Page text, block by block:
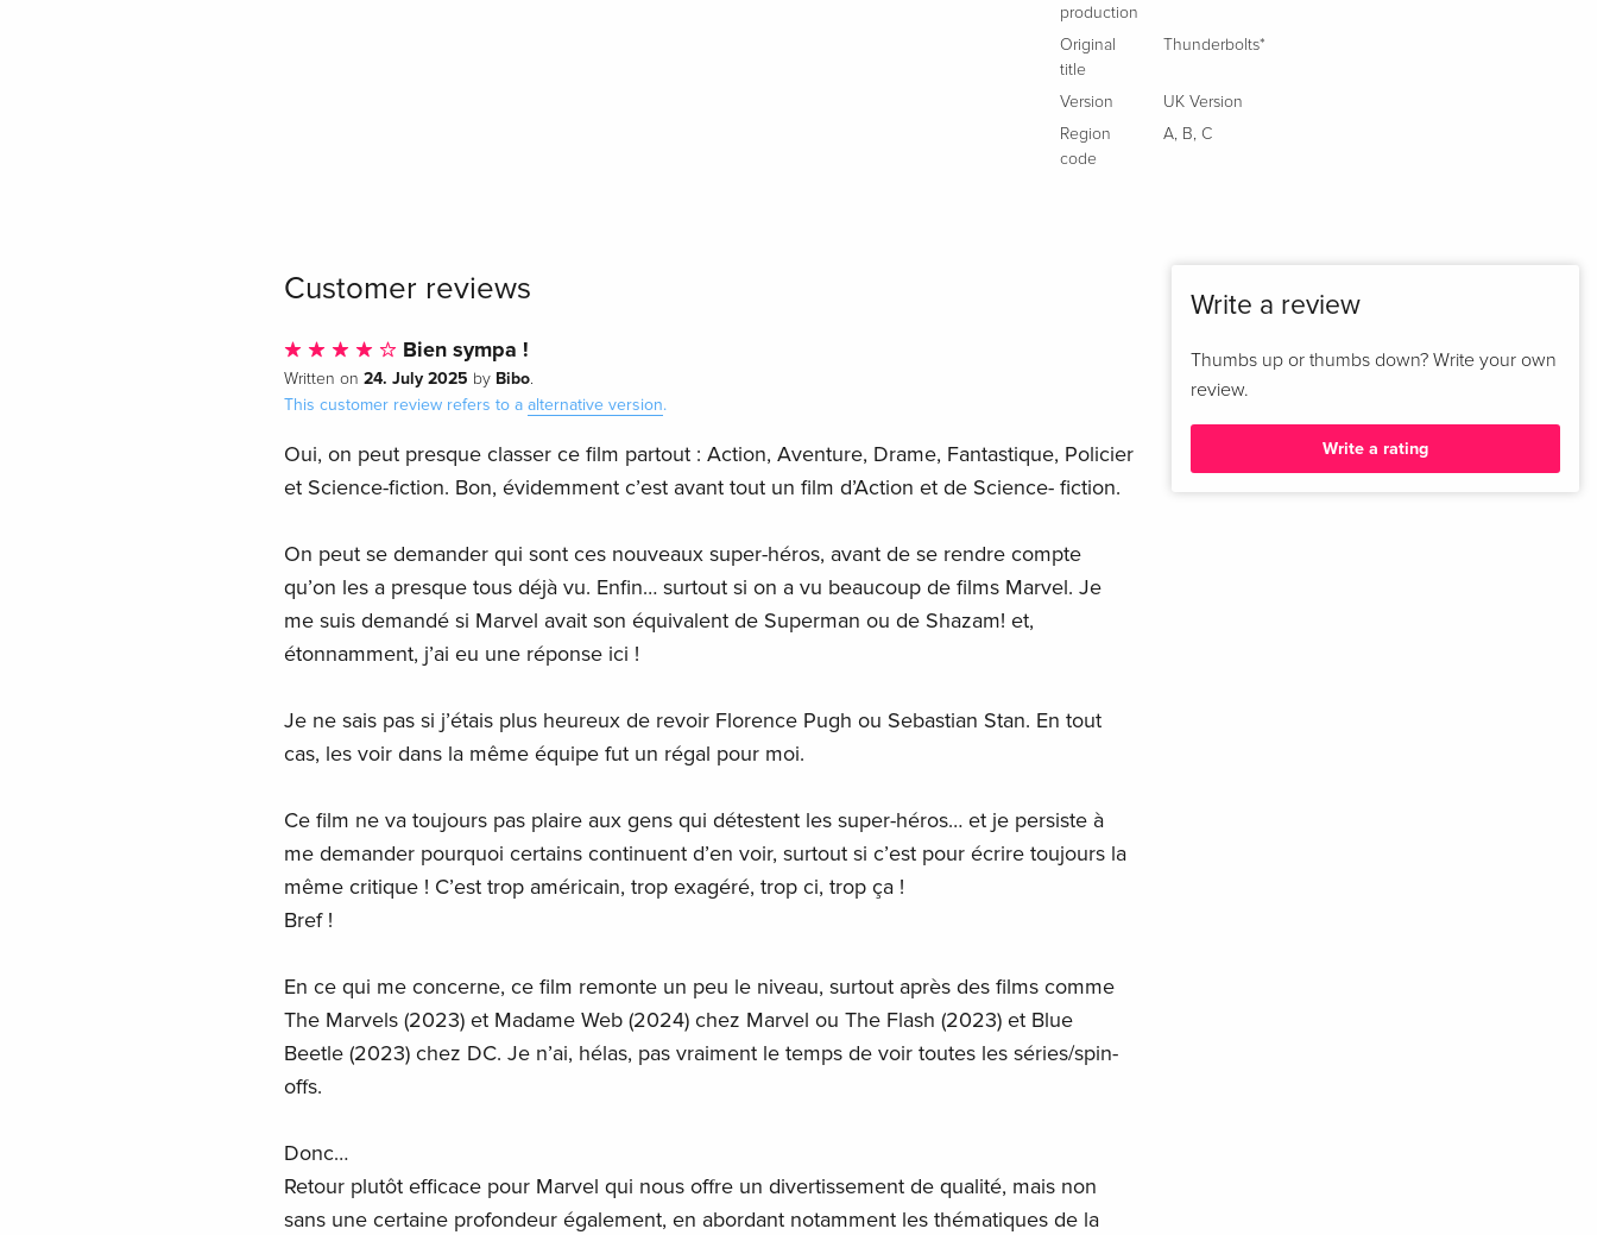
+ Card, Limited Edition, Steelbook, 4K Ultra HD
+ Blu-ray
Italian
production
Original
title
Thunderbolts*
Version
UK Version
Region
code
A, B,C
Customer reviews
Bien sympa !
Written on 24. July 2025 by Bibo.
This customer review refers to a alternative version.
Oui, on peut presque classer ce film partout : Action, Aventure, Drame, Fantastique, Policier
et Science-fiction. Bon, évidemment c’est avant tout un film d’Action et de Science- fiction.
On peut se demander qui sont ces nouveaux super-héros, avant de se rendre compte
qu’on les a presque tous déjà vu. Enfin… surtout si on a vu beaucoup de films Marvel. Je
me suis demandé si Marvel avait son équivalent de Superman ou de Shazam! et,
étonnamment, j’ai eu une réponse ici !
Je ne sais pas si j’étais plus heureux de revoir Florence Pugh ou Sebastian Stan. En tout
cas, les voir dans la même équipe fut un régal pour moi.
Ce film ne va toujours pas plaire aux gens qui détestent les super-héros… et je persiste à
me demander pourquoi certains continuent d’en voir, surtout si c’est pour écrire toujours la
même critique ! C’est trop américain, trop exagéré, trop ci, trop ça !
Bref !
En ce qui me concerne, ce film remonte un peu le niveau, surtout après des films comme
The Marvels (2023) et Madame Web (2024) chez Marvel ou The Flash (2023) et Blue
Beetle (2023) chez DC. Je n’ai, hélas, pas vraiment le temps de voir toutes les séries/spin-
offs.
Donc…
Retour plutôt efficace pour Marvel qui nous offre un divertissement de qualité, mais non
sans une certaine profondeur également, en abordant notamment les thématiques de la
Write a review
Thumbs up or thumbs down? Write your own
review.
Write a rating